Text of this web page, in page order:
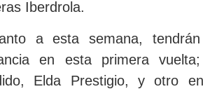
Iberdrola.
a esta semana,
en esta primera
Elda Prestigio, y otro